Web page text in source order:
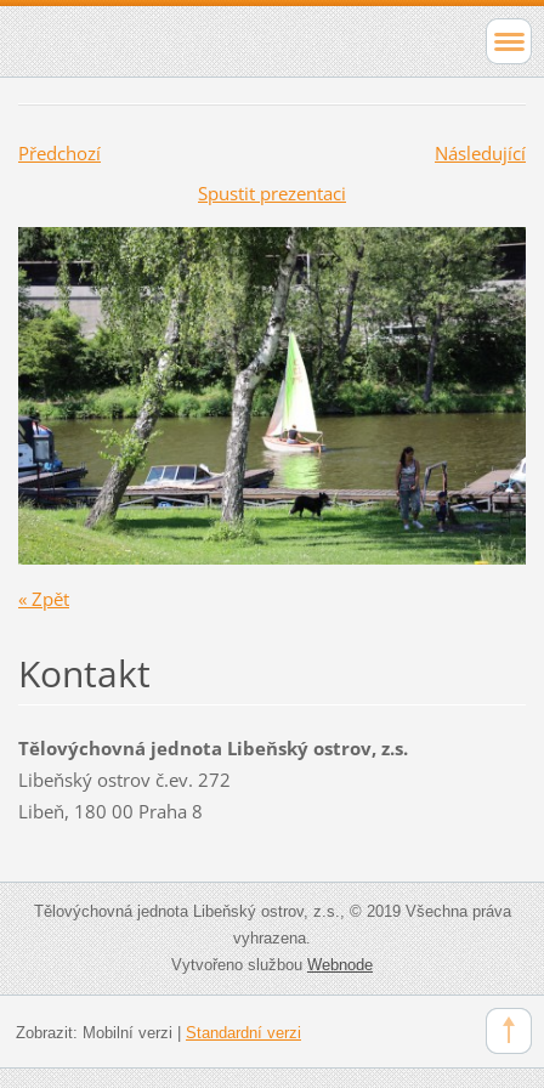
Předchozí
Následující
Spustit prezentaci
« Zpět
Kontakt
Tělovýchovná jednota Libeňský ostrov, z.s.
Libeňský ostrov č.ev. 272
Libeň, 180 00 Praha 8
Tělovýchovná jednota Libeňský ostrov, z.s., © 2019 Všechna práva
vyhrazena.
Vytvořeno službouWebnode
Zobrazit: Mobilní verzi | Standardní verzi